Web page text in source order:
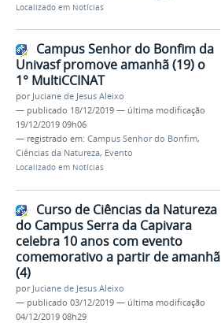
Localizado em Notícias
Campus Senhor do Bonfim da
Univasf promove amanhã (19) o
1° MultiCCINAT
por Juciane de Jesus Aleixo
— publicado 18/12/2019 — última modificação
19/12/2019 09h06
— registrado em: Campus Senhor do Bonfim,
Ciências da Natureza, Evento
Localizado em Notícias
Curso de Ciências da Natureza
do Campus Serra da Capivara
celebra 10 anos com evento
comemorativo a partir de amanhã
(4)
por Juciane de Jesus Aleixo
— publicado 03/12/2019 — última modificação
04/12/2019 08h29